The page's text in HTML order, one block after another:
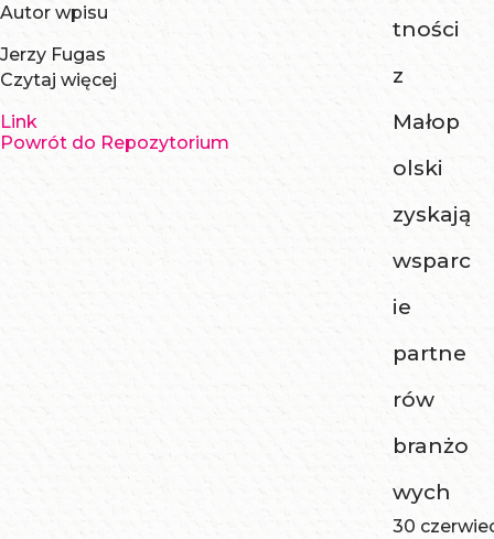
Autor wpisu
Jerzy Fugas
Czytaj więcej
Link
Powrót do Repozytorium
tności
z
Małop
olski
zyskają
wsparc
ie
partne
rów
branżo
wych
30